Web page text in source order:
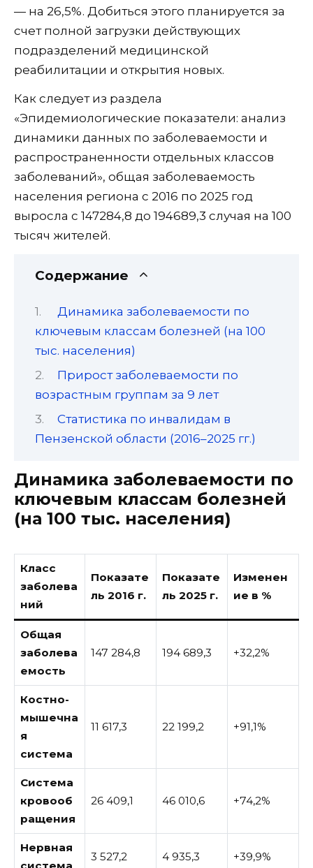
— на 26,5%. Добиться этого планируется за
счет полной загрузки действующих
подразделений медицинской
реабилитации и открытия новых.
Как следует из раздела
«Эпидемиологические показатели: анализ
динамики данных по заболеваемости и
распространенности отдельных классов
заболеваний», общая заболеваемость
населения региона с 2016 по 2025 год
выросла с 147284,8 до 194689,3 случая на 100
тысяч жителей.
Содержание
Динамика заболеваемости по
ключевым классам болезней (на 100
тыс. населения)
Прирост заболеваемости по
возрастным группам за 9 лет
Статистика по инвалидам в
Пензенской области (2016–2025 гг.)
Динамика заболеваемости по
ключевым классам болезней
(на 100 тыс. населения)
Класс
заболева
ний
Показате
ль 2016 г.
Показате
ль 2025 г.
Изменен
ие в %
Общая
заболева
емость
147 284,8 194 689,3 +32,2%
Костно-
мышечна
я
система
11 617,3 22 199,2 +91,1%
Система
кровооб
ращения
26 409,1 46 010,6 +74,2%
Нервная
3 527,2 4 935,3 +39,9%